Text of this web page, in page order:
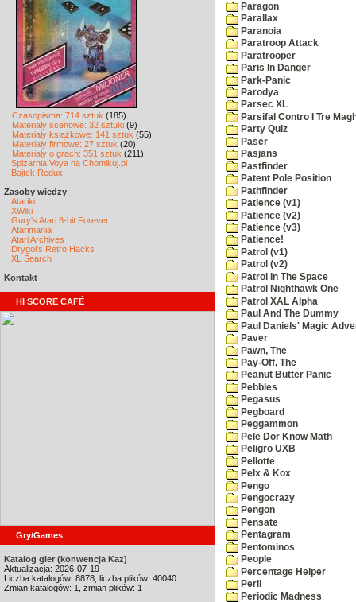
Czasopisma: 714 sztuk (185)
Materiały scenowe: 32 sztuki (9)
Materiały książkowe: 141 sztuk (55)
Materiały firmowe: 27 sztuk (20)
Materiały o grach: 351 sztuk (211)
Spiżarnia Voya na Chomikuj.pl
Bajtek Redux
Zasoby wiedzy
Atariki
XWiki
Gury's Atari 8-bit Forever
Atarimania
Atari Archives
Drygol's Retro Hacks
XL Search
Kontakt
HI SCORE CAFÉ
Gry/Games
Katalog gier (konwencja Kaz)
Aktualizacja: 2026-07-19
Liczba katalogów: 8878, liczba plików: 40040
Zmian katalogów: 1, zmian plików: 1
Paragon
Parallax
Paranoia
Paratroop Attack
Paratrooper
Paris In Danger
Park-Panic
Parodya
Parsec XL
Parsifal Contro I Tre
Party Quiz
Paser
Pasjans
Pastfinder
Patent Pole Position
Pathfinder
Patience (v1)
Patience (v2)
Patience (v3)
Patience!
Patrol (v1)
Patrol (v2)
Patrol In The Space
Patrol Nighthawk One
Patrol XAL Alpha
Paul And The Dummy
Paul Daniels' Magic
Paver
Pawn, The
Pay-Off, The
Peanut Butter Panic
Pebbles
Pegasus
Pegboard
Peggammon
Pele Dor Know Math
Peligro UXB
Pellotte
Pelx & Kox
Pengo
Pengocrazy
Pengon
Pensate
Pentagram
Pentominos
People
Percentage Helper
Peril
Periodic Madness